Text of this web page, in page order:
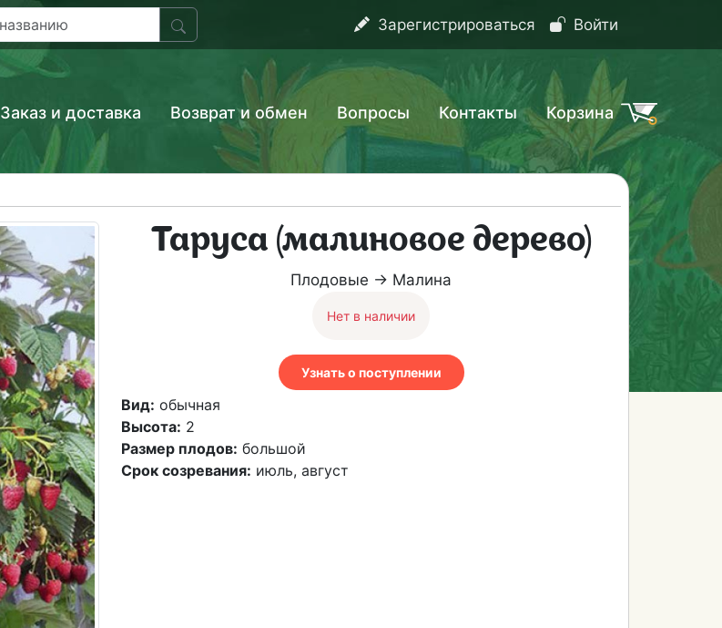
Зарегистрироваться Войти
Заказ и доставка Возврат и обмен Вопросы Контакты Корзина
Таруса (малиновое дерево)
Плодовые → Малина
Нет в наличии
Узнать о поступлении
Вид: обычная
Высота: 2
Размер плодов: большой
Срок созревания: июль, август